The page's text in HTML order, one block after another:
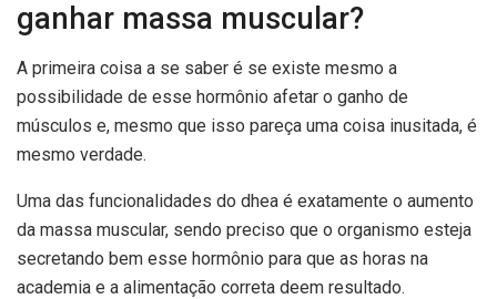
ganhar massa muscular?
A primeira coisa a se saber é se existe mesmo a
possibilidade de esse hormônio afetar o ganho de
músculos e, mesmo que isso pareça uma coisa inusitada, é
mesmo verdade.
Uma das funcionalidades do dhea é exatamente o aumento
da massa muscular, sendo preciso que o organismo esteja
secretando bem esse hormônio para que as horas na
academia e a alimentação correta deem resultado.